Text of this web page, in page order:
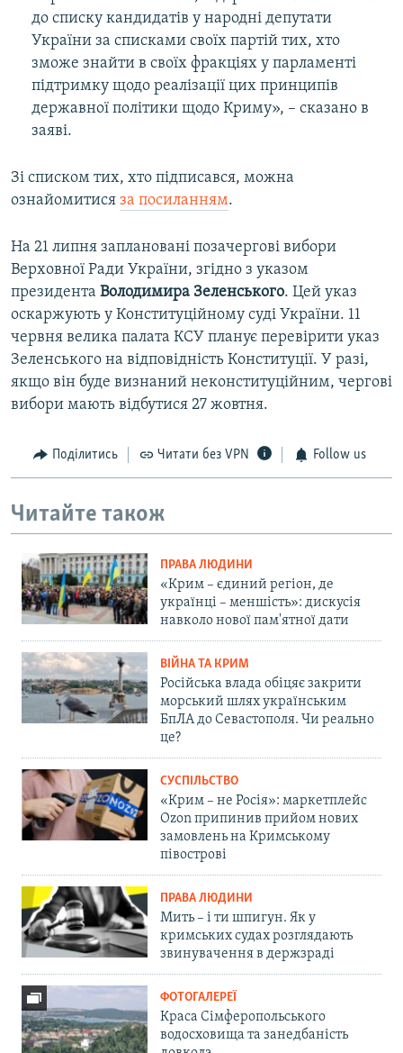
до списку кандидатів у народні депутати
України за списками своїх партій тих, хто
зможе знайти в своїх фракціях у парламенті
підтримку щодо реалізації цих принципів
державної політики щодо Криму», – сказано в
заяві.
Зі списком тих, хто підписався, можна
ознайомитися за посиланням.
На 21 липня заплановані позачергові вибори
Верховної Ради України, згідно з указом
президента Володимира Зеленського. Цей указ
оскаржують у Конституційному суді України. 11
червня велика палата КСУ планує перевірити указ
Зеленського на відповідність Конституції. У разі,
якщо він буде визнаний неконституційним, чергові
вибори мають відбутися 27 жовтня.
Поділитись Читати без VPN Follow us
Читайте також
ПРАВА ЛЮДИНИ
«Крим – єдиний регіон, де
українці – меншість»: дискусія
навколо нової пам'ятної дати
ВІЙНА ТА КРИМ
Російська влада обіцяє закрити
морський шлях українським
БпЛА до Севастополя. Чи реально
це?
СУСПІЛЬСТВО
«Крим – не Росія»: маркетплейс
Ozon припинив прийом нових
замовлень на Кримському
півострові
ПРАВА ЛЮДИНИ
Мить – і ти шпигун. Як у
кримських судах розглядають
звинувачення в держзраді
ФОТОГАЛЕРЕЇ
Краса Сімферопольського
водосховища та занедбаність